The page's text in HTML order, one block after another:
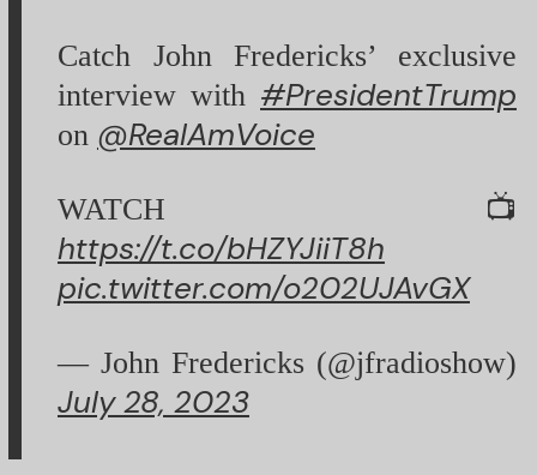
Catch John Fredericks’ exclusive
interview with #PresidentTrump
on @RealAmVoice
WATCH 📺
https://t.co/bHZYJiiT8h
pic.twitter.com/o202UJAvGX
— John Fredericks (@jfradioshow)
July 28, 2023